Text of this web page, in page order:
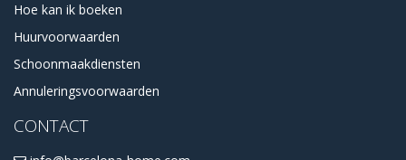
Hoe kan ik boeken
Huurvoorwaarden
Schoonmaakdiensten
Annuleringsvoorwaarden
CONTACT